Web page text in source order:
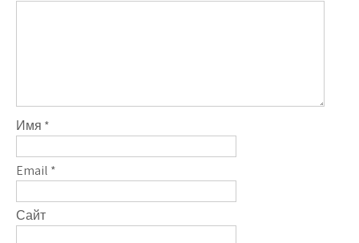
Имя *
Email *
Сайт